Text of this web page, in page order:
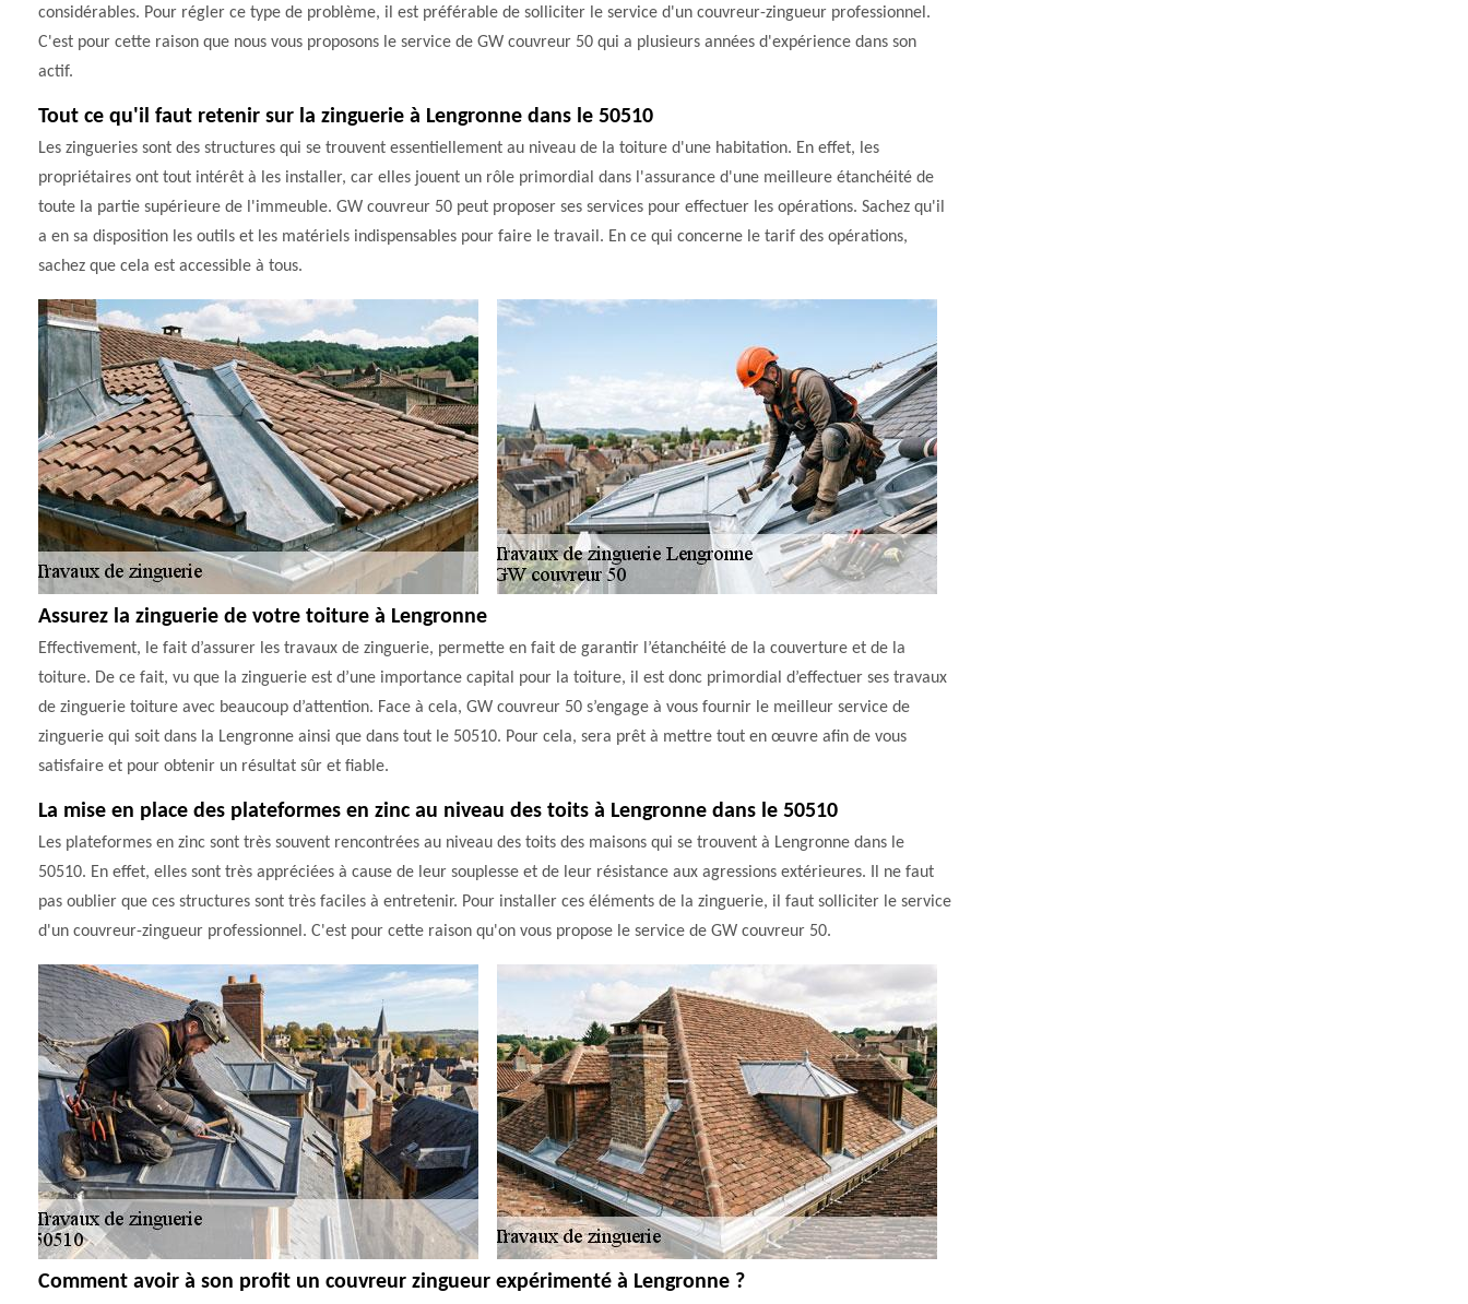
considérables. Pour régler ce type de problème, il est préférable de solliciter le service d'un couvreur-zingueur professionnel.
C'est pour cette raison que nous vous proposons le service de GW couvreur 50 qui a plusieurs années d'expérience dans son
actif.
Tout ce qu'il faut retenir sur la zinguerie à Lengronne dans le 50510
Les zingueries sont des structures qui se trouvent essentiellement au niveau de la toiture d'une habitation. En effet, les
propriétaires ont tout intérêt à les installer, car elles jouent un rôle primordial dans l'assurance d'une meilleure étanchéité de
toute la partie supérieure de l'immeuble. GW couvreur 50 peut proposer ses services pour effectuer les opérations. Sachez qu'il
a en sa disposition les outils et les matériels indispensables pour faire le travail. En ce qui concerne le tarif des opérations,
sachez que cela est accessible à tous.
Assurez la zinguerie de votre toiture à Lengronne
Effectivement, le fait d’assurer les travaux de zinguerie, permette en fait de garantir l’étanchéité de la couverture et de la
toiture. De ce fait, vu que la zinguerie est d’une importance capital pour la toiture, il est donc primordial d’effectuer ses travaux
de zinguerie toiture avec beaucoup d’attention. Face à cela, GW couvreur 50 s’engage à vous fournir le meilleur service de
zinguerie qui soit dans la Lengronne ainsi que dans tout le 50510. Pour cela, sera prêt à mettre tout en œuvre afin de vous
satisfaire et pour obtenir un résultat sûr et fiable.
La mise en place des plateformes en zinc au niveau des toits à Lengronne dans le 50510
Les plateformes en zinc sont très souvent rencontrées au niveau des toits des maisons qui se trouvent à Lengronne dans le
50510. En effet, elles sont très appréciées à cause de leur souplesse et de leur résistance aux agressions extérieures. Il ne faut
pas oublier que ces structures sont très faciles à entretenir. Pour installer ces éléments de la zinguerie, il faut solliciter le service
d'un couvreur-zingueur professionnel. C'est pour cette raison qu'on vous propose le service de GW couvreur 50.
Comment avoir à son profit un couvreur zingueur expérimenté à Lengronne ?